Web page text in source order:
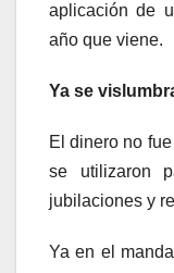
aplicación de
año que viene.
Ya se
El dinero no
se utilizaron
jubilaciones y
Ya en el